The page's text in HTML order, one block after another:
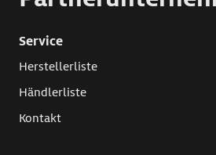
Service
Herstellerliste
Händlerliste
Kontakt